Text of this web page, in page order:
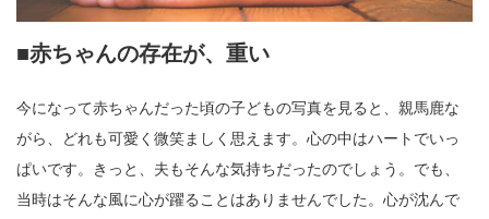
■赤ちゃんの存在が、重い
今になって赤ちゃんだった頃の子どもの写真を見ると、親馬鹿な
がら、どれも可愛く微笑ましく思えます。心の中はハートでいっ
ぱいです。きっと、夫もそんな気持ちだったのでしょう。でも、
当時はそんな風に心が躍ることはありませんでした。心が沈んで